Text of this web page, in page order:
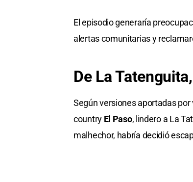
El episodio generaría
alertas comunitarias y
De La
Según versiones aportadas
country El Paso, lindero a La
malhechor, habría decidió